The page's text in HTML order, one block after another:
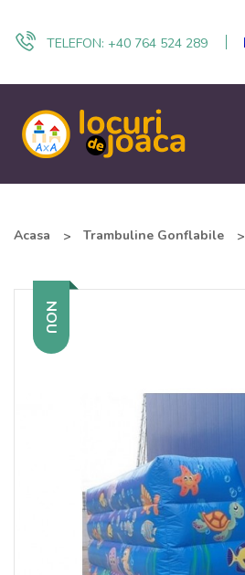
TELEFON: +40 764 524 289
Acasa Trambuline Gonflabile
NOU